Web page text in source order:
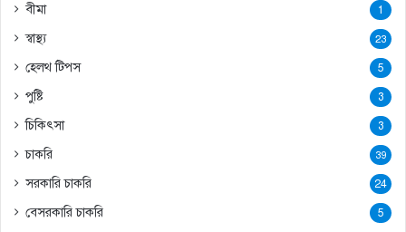
বীমা 1
স্বাস্থ্য 23
হেলথ টিপস 5
পুষ্টি 3
চিকিৎসা 3
চাকরি 39
সরকারি চাকরি 24
বেসরকারি চাকরি 5